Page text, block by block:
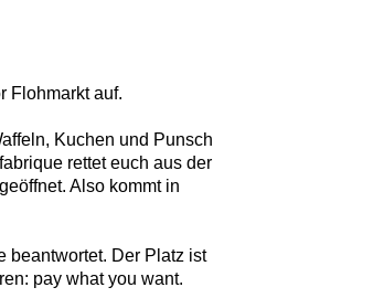
Flohmarkt auf.
Kuchen und Punsch
rettet euch aus der
Also kommt in
beantwortet. Der Platz ist
pay what you want.